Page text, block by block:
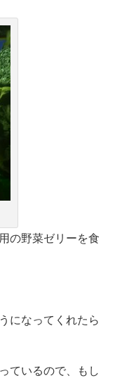
の野菜ゼリーを食
になってくれたら
ているので、もし